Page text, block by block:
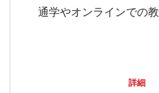
通学やオンラインでの
詳細